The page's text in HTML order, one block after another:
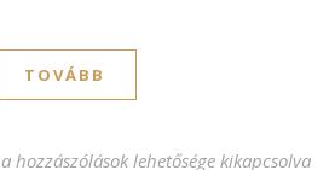
TOVÁBB
Cigánypecsenye recept – Ínycsiklandó
a hozzászólások lehetősége kikapcsolva